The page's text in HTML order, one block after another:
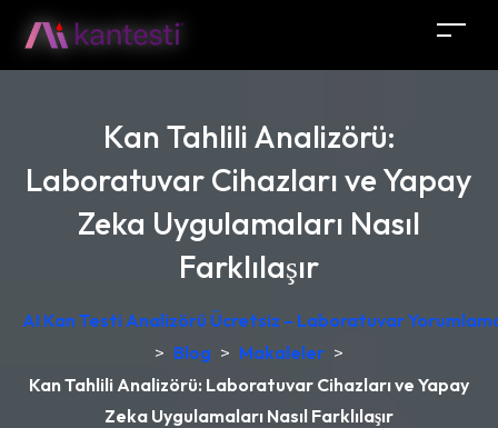
Kan Tahlili Analizörü:
Laboratuvar Cihazları ve Yapay
Zeka Uygulamaları Nasıl
Farklılaşır
AI Kan Testi Analizörü Ücretsiz – Laboratuvar
> Blog > Makaleler >
Kan Tahlili Analizörü: Laboratuvar Cihazları ve Yapay
Zeka Uygulamaları Nasıl Farklılaşır